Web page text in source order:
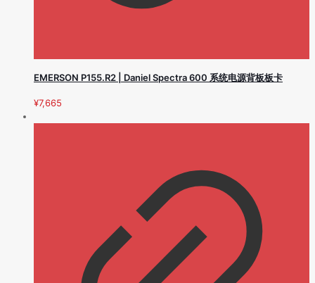
EMERSON P155.R2 | Daniel Spectra 600 系统电源背板板卡
¥7,665